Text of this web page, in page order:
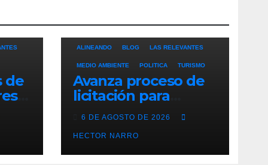
de
ALINEANDO BLOG LAS RELEVANTES
MEDIO AMBIENTE POLITICA TURISMO
Avanza proceso de
licitación para
adquisición de
maquinaria del Plan
de Regeneración
del Estero Josefino
6 DE AGOSTO DE 2026
HECTOR NARRO